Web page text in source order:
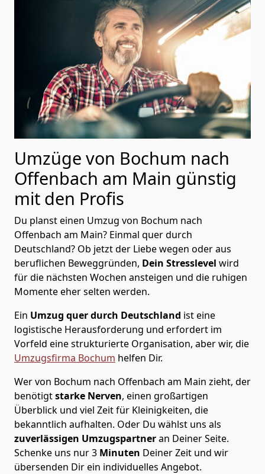
Umzüge von Bochum nach
Offenbach am Main günstig
mit den Profis
Du planst einen Umzug von Bochum nach
Offenbach am Main? Einmal quer durch
Deutschland? Ob jetzt der Liebe wegen oder aus
beruflichen Beweggründen, Dein Stresslevel wird
für die nächsten Wochen ansteigen und die ruhigen
Momente eher selten werden.
Ein Umzug quer durch Deutschland ist eine
logistische Herausforderung und erfordert im
Vorfeld eine strukturierte Organisation, aber wir, die
Umzugsfirma Bochum helfen Dir.
Wer von Bochum nach Offenbach am Main zieht, der
benötigtstarke Nerven, einen großartigen
Überblick und viel Zeit für Kleinigkeiten, die
bekanntlich aufhalten. Oder Du wählst uns als
zuverlässigen Umzugspartneran Deiner Seite.
Schenke uns nur3 Minuten Deiner Zeit und wir
übersenden Dir ein individuelles Angebot.